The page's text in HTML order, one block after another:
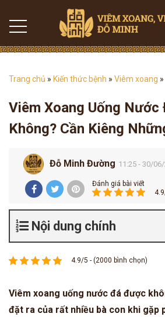
Trang chủ » Kiến thức bệnh » Viêm xoang »
Viêm Xoang Uống
Không? Cần Kiêng
Đỗ Minh Đường 11:25 - 30/
Đánh giá bài viết
Nội dung chính
4.9/5 - (2000 bình chọn)
Viêm xoang uống nước đá được
đặt ra của rất nhiều bà con khi gặp